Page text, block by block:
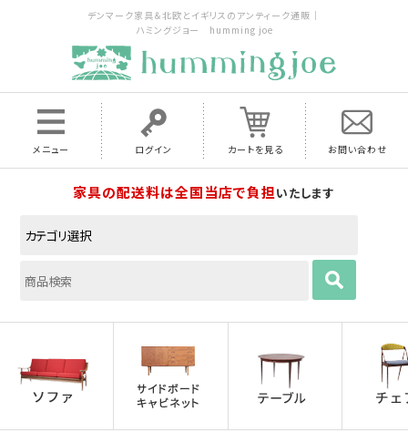
デンマーク家具＆北欧とイギリスのアンティーク通販｜
ハミングジョー humming joe
メニュー ログイン カートを見る お問い合わせ
家具の配送料は全国当店で負担いたします